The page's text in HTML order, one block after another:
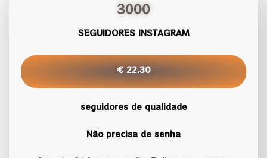
3000
SEGUIDORES INSTAGRAM
€ 22.30
seguidores de qualidade
Não precisa de senha